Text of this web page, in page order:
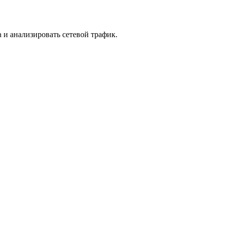
анализировать сетевой трафик.